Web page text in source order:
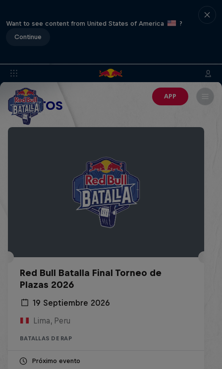
Want to see content from United States of America
?
Continue
APP
EVENTOS
Red Bull Batalla Final Torneo de
Plazas 2026
19 Septiembre 2026
Lima, Peru
BATALLAS DE RAP
Próximo evento